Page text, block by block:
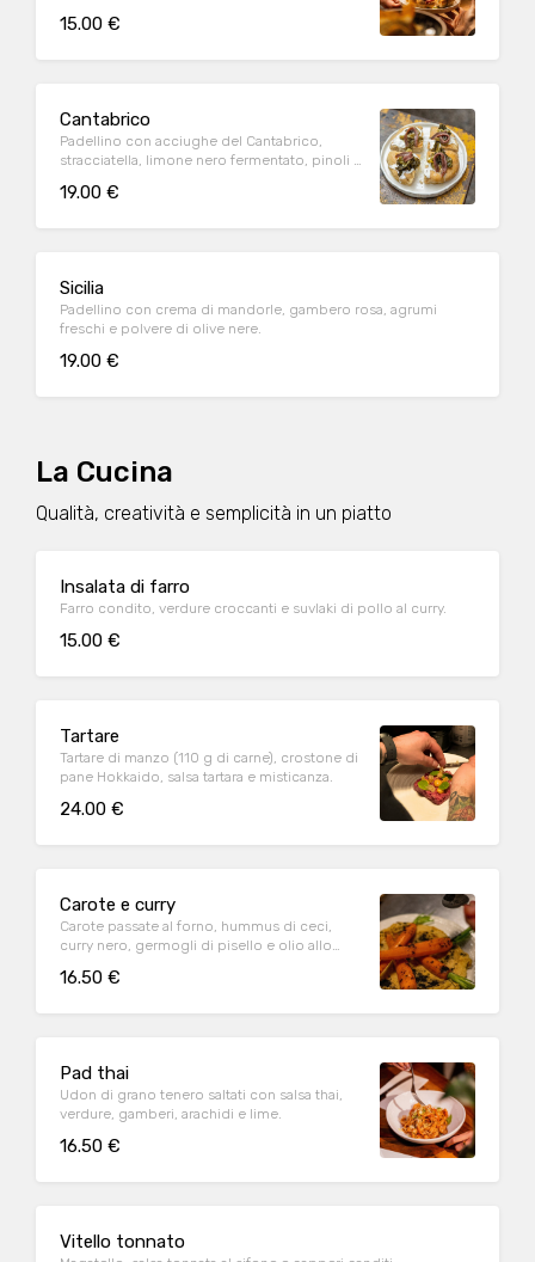
15.00 €
Cantabrico
Padellino con acciughe del Cantabrico,
stracciatella, limone nero fermentato, pinoli e
19.00 €
Sicilia
Padellino con crema di mandorle, gambero rosa, agrumi
freschi e polvere di olive nere.
19.00 €
La Cucina
Qualità, creatività e semplicità in un piatto
Insalata di farro
Farro condito, verdure croccanti e suvlaki di pollo al curry.
15.00 €
Tartare
Tartare di manzo (110 g di carne), crostone di
pane Hokkaido, salsa tartara e misticanza.
24.00 €
Carote e curry
Carote passate al forno, hummus di ceci,
curry nero, germogli di pisello e olio allo
16.50 €
Pad thai
Udon di grano tenero saltati con salsa thai,
verdure, gamberi, arachidi e lime.
16.50 €
Vitello tonnato